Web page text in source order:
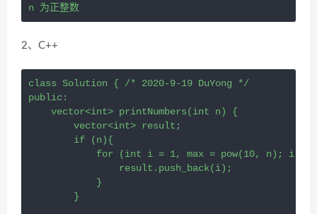
n 为正整数
2、C++
class Solution { /* 2020-9-19 DuYong */
public:
vector<int> printNumbers(int n) {
vector<int> result;
if (n){
for (int i = 1, max = pow(10, n); i <
result.push_back(i);
}
}